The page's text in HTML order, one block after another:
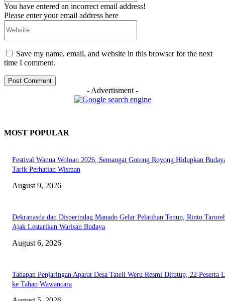
You have entered an incorrect email address!
Please enter your email address here
Save my name, email, and website in this browser for the next
time I comment.
- Advertisment -
MOST POPULAR
Festival Wanua Woloan 2026, Semangat Gotong Royong Hidupkan
Tarik Perhatian Wisman
August 9, 2026
Dekranasda dan Disperindag Manado Gelar Pelatihan Tenun, Rinto
Ajak Lestarikan Warisan Budaya
August 6, 2026
Tahapan Penjaringan Aparat Desa Tateli Weru Resmi Ditutup, 22 Peserta
ke Tahap Wawancara